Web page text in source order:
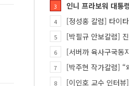
3
4
5
6
7
8